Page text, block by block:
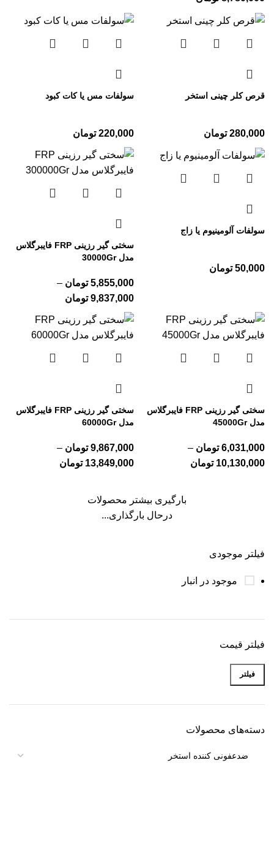
فیلتر موجودی
موجود در انبار
فیلتر قیمت
فیلتر
دسته‌های محصولات
قرص کلر چینی استخر
280,000 تومان
سولفات مس یا کات کبود
220,000 تومان
سولفات آلومینیوم یا زاج
50,000 تومان
سختی گیر رزینی FRP فایبرگلاس
مدل 30000Gr
5,855,000 تومان –
9,837,000 تومان
سختی گیر رزینی FRP فایبرگلاس
مدل 45000Gr
6,031,000 تومان –
10,130,000 تومان
سختی گیر رزینی FRP فایبرگلاس
مدل 60000Gr
9,867,000 تومان –
13,849,000 تومان
بارگیری بیشتر محصولات
درحال بارگذاری...